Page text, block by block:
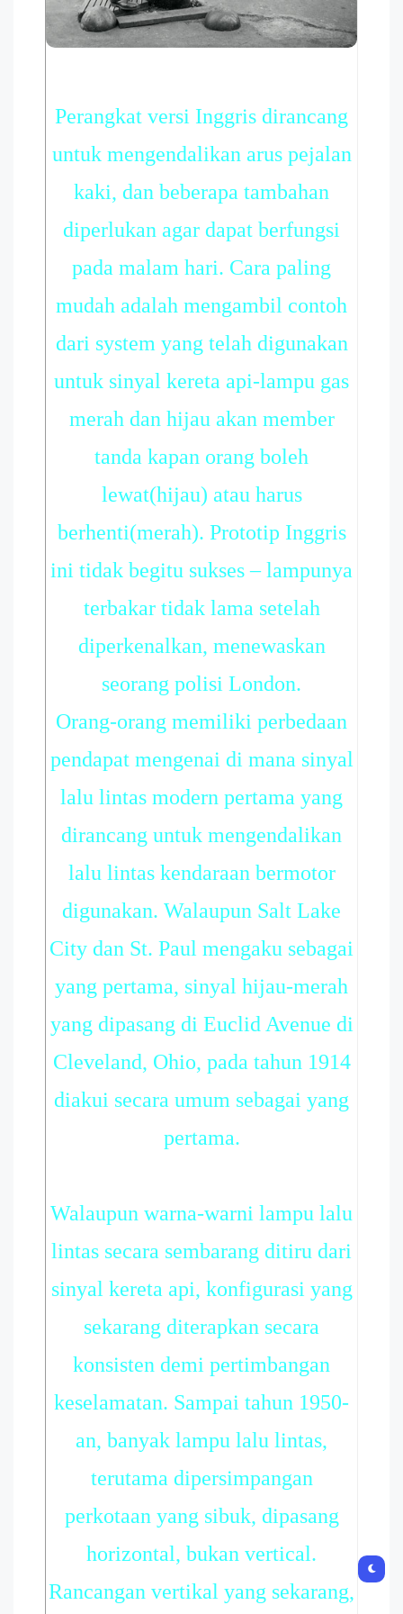
Perangkat versi Inggris dirancang
untuk mengendalikan arus pejalan
kaki, dan beberapa tambahan
diperlukan agar dapat berfungsi
pada malam hari. Cara paling
mudah adalah mengambil contoh
dari system yang telah digunakan
untuk sinyal kereta api-lampu gas
merah dan hijau akan member
tanda kapan orang boleh
lewat(hijau) atau harus
berhenti(merah). Prototip Inggris
ini tidak begitu sukses – lampunya
terbakar tidak lama setelah
diperkenalkan, menewaskan
seorang polisi London.
Orang-orang memiliki perbedaan
pendapat mengenai di mana sinyal
lalu lintas modern pertama yang
dirancang untuk mengendalikan
lalu lintas kendaraan bermotor
digunakan. Walaupun Salt Lake
City dan St. Paul mengaku sebagai
yang pertama, sinyal hijau-merah
yang dipasang di Euclid Avenue di
Cleveland, Ohio, pada tahun 1914
diakui secara umum sebagai yang
pertama.
Walaupun warna-warni lampu lalu
lintas secara sembarang ditiru dari
sinyal kereta api, konfigurasi yang
sekarang diterapkan secara
konsisten demi pertimbangan
keselamatan. Sampai tahun 1950-
an, banyak lampu lalu lintas,
terutama dipersimpangan
perkotaan yang sibuk, dipasang
horizontal, bukan vertical.
Rancangan vertikal yang sekarang,